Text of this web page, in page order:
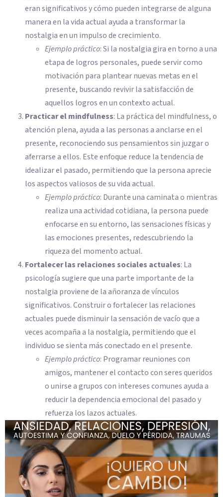
eran significativos y cómo pueden integrarse de alguna
manera en la vida actual ayuda a transformar la
nostalgia en un impulso de crecimiento.
Ejemplo práctico: Si la nostalgia gira en torno a una
etapa de logros personales, puede servir como
motivación para plantear nuevas metas en el
presente, buscando revivir la satisfacción de
aquellos logros en un contexto actual.
Practicar el mindfulness: La práctica del mindfulness, o
atención plena, ayuda a las personas a anclarse en el
presente, reconociendo sus pensamientos sin juzgar o
aferrarse a ellos. Este enfoque reduce la tendencia de
idealizar el pasado, permitiendo que la persona aprecie
los aspectos valiosos de su vida actual.
Ejemplo práctico: Durante una caminata o mientras
realiza una actividad cotidiana, la persona puede
enfocarse en su entorno, las sensaciones físicas y
las emociones presentes, redescubriendo la
riqueza del momento actual.
Fortalecer las relaciones sociales actuales: La
psicología sugiere que una parte importante de la
nostalgia proviene de la añoranza de vínculos
significativos. Construir o fortalecer las relaciones
actuales puede disminuir la sensación de vacío que a
veces acompaña a la nostalgia, permitiendo que el
individuo se sienta más conectado en el presente.
Ejemplo práctico: Programar reuniones con
amigos, mantener el contacto con seres queridos
o unirse a grupos con intereses comunes ayuda a
reducir la dependencia emocional del pasado y
refuerza los lazos actuales.